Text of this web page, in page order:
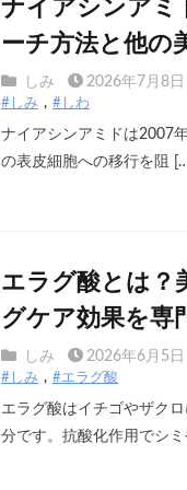
ナイアシンアミ
ーチ方法と他の
しみ 2026年7月8日
#しみ #しわ
ナイアシンアミドは2007
の表皮細胞への移行を阻
エラグ酸とは？
グケア効果を専
しみ 2026年6月5日
#しみ #エラグ酸
エラグ酸はイチゴやザク
分です。抗酸化作用でシミ